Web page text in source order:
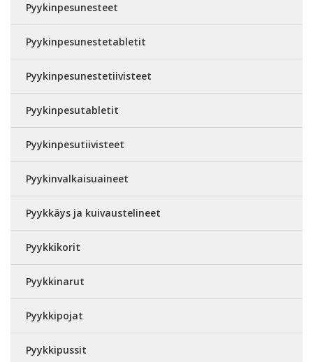
Pyykinpesunesteet
Pyykinpesunestetabletit
Pyykinpesunestetiivisteet
Pyykinpesutabletit
Pyykinpesutiivisteet
Pyykinvalkaisuaineet
Pyykkäys ja kuivaustelineet
Pyykkikorit
Pyykkinarut
Pyykkipojat
Pyykkipussit